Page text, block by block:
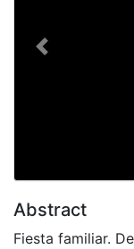
Previous
Abstract
Fiesta familiar.